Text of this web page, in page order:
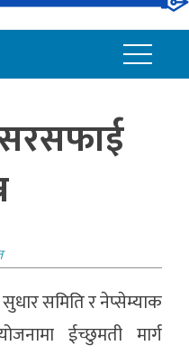
सरसफाई
समिति र नेप्सेम्याक
ईच्छुमती मार्ग